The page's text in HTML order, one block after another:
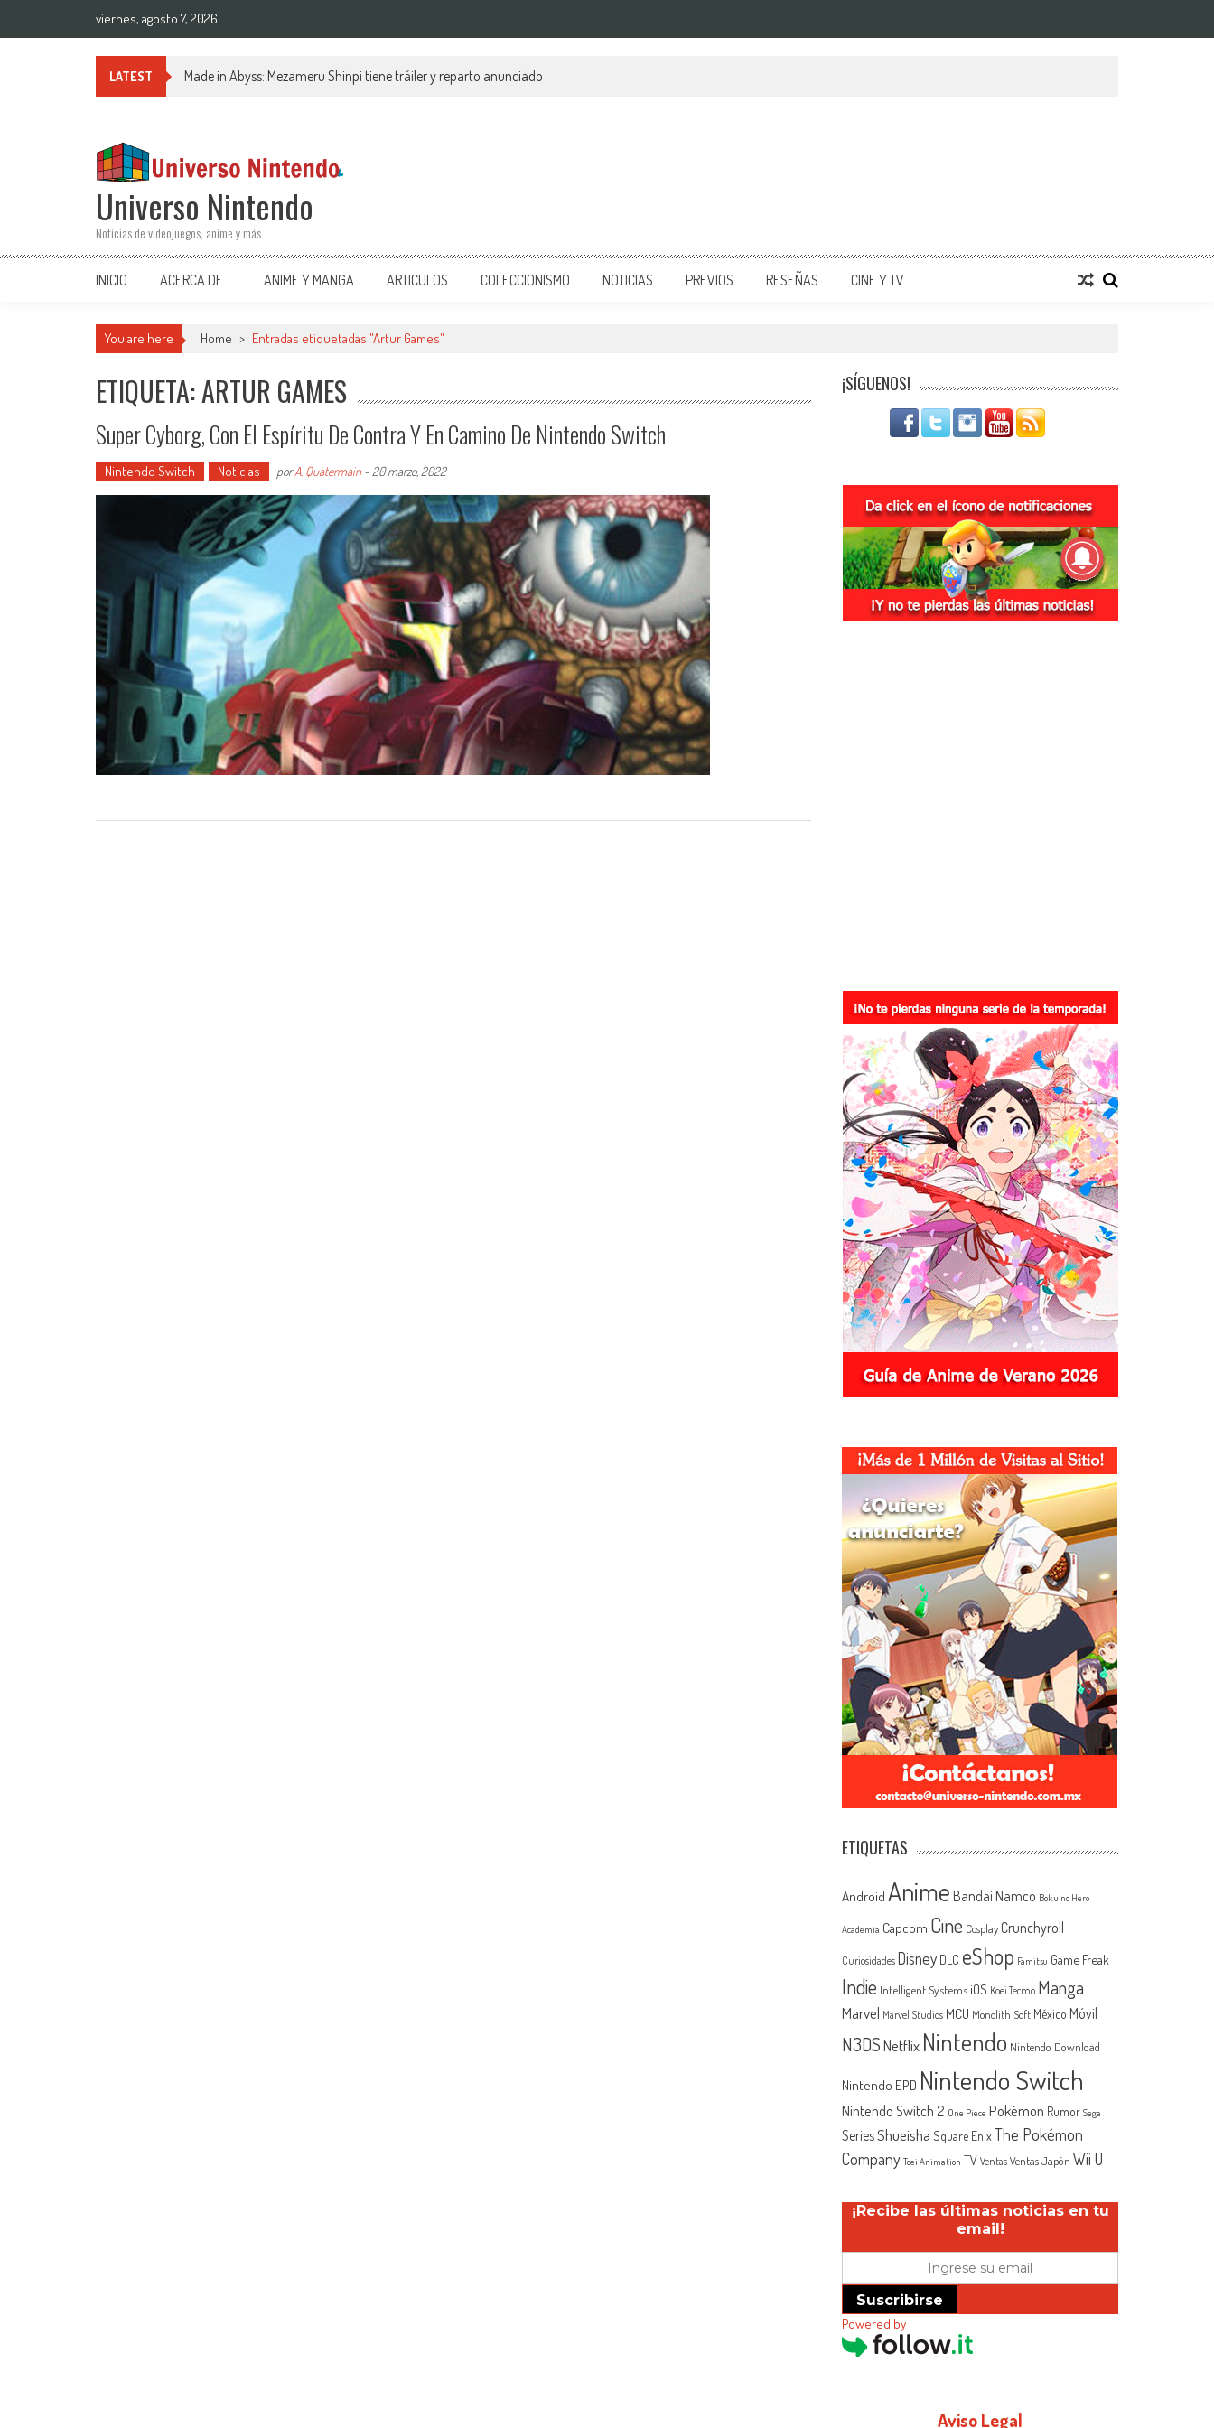
viernes, agosto 7, 2026
LATEST Made in Abyss: Mezameru Shinpi tiene tráiler y reparto anunciado
Universo Nintendo
Noticias de videojuegos, anime y más
INICIO ACERCA DE… ANIME Y MANGA ARTICULOS COLECCIONISMO NOTICIAS PREVIOS RESEÑAS CINE Y TV
You are here Home > Entradas etiquetadas "Artur Games"
ETIQUETA: ARTUR GAMES
Super Cyborg, Con El Espíritu De Contra Y En Camino De Nintendo Switch
Nintendo Switch Noticias porA. Quatermain - 20 marzo, 2022
¡SÍGUENOS!
ETIQUETAS
Android Anime Bandai Namco Boku no Hero
Academia Capcom Cine Cosplay Crunchyroll
Curiosidades Disney DLC eShop Famitsu Game Freak
Indie Intelligent Systems iOS Koei Tecmo Manga
Marvel Marvel Studios MCU Monolith Soft México Móvil
N3DSNetflix Nintendo Nintendo Download
Nintendo EPD Nintendo Switch
Nintendo Switch 2 One Piece Pokémon Rumor Sega
SeriesShueisha Square EnixThe Pokémon
Company Toei Animation TV Ventas Ventas Japón Wii U
¡Recibe las últimas noticias en tu
email!
Suscribirse
Powered by
Aviso Legal